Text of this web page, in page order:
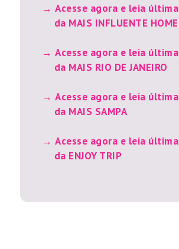
Acesse agora e leia
da MAIS INFLUENTE
Acesse agora e leia
da MAIS RIO DE JANEIRO
Acesse agora e leia
da MAIS SAMPA
Acesse agora e leia
da ENJOY TRIP